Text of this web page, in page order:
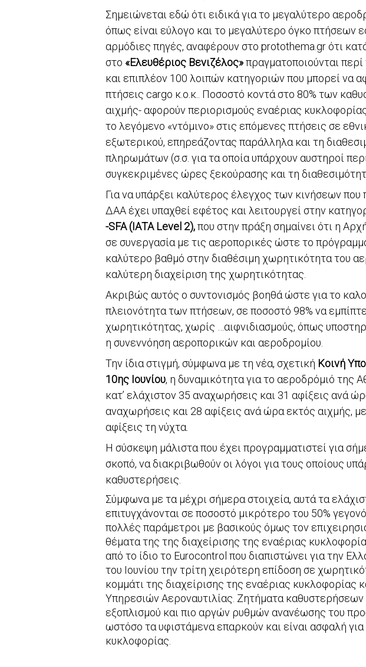
Σημειώνεται εδώ ότι ειδικά για το μεγαλύτερο
όπως είναι εύλογο και το μεγαλύτερο όγκο πτήσεων
αρμόδιες πηγές, αναφέρουν στο protothema.gr ότι
στο «Ελευθέριος Βενιζέλος»πραγματοποιούνται
και επιπλέον 100 λοιπών κατηγοριών που μπορεί να
πτήσεις cargo κ.ο.κ.. Ποσοστό κοντά στο 80% των
αιχμής- αφορούν περιορισμούς εναέριας
το λεγόμενο «ντόμινο» στις επόμενες πτήσεις σε
εξωτερικού, επηρεάζοντας παράλληλα και τη
πληρωμάτων (σ.σ. για τα οποία υπάρχουν αυστηροί
συγκεκριμένες ώρες ξεκούρασης και τη
Για να υπάρξει καλύτερος έλεγχος των κινήσεων
ΔΑΑ έχει υπαχθεί εφέτος και λειτουργεί στην
-SFA (ΙΑΤΑ Level 2),που στην πράξη σημαίνει ότι η
σε συνεργασία με τις αεροπορικές ώστε το
καλύτερο βαθμό στην διαθέσιμη χωρητικότητα του
καλύτερη διαχείριση της χωρητικότητας.
Ακριβώς αυτός ο συντονισμός βοηθά ώστε για το
πλειονότητα των πτήσεων, σε ποσοστό 98% να
χωρητικότητας, χωρίς …αιφνιδιασμούς, όπως
η συνεννόηση αεροπορικών και αεροδρομίου.
Την ίδια στιγμή, σύμφωνα με τη νέα, σχετική Κοινή
10ης Ιουνίου, η δυναμικότητα για το αεροδρόμιό της
κατ’ ελάχιστον 35 αναχωρήσεις και 31 αφίξεις ανά
αναχωρήσεις και 28 αφίξεις ανά ώρα εκτός αιχμής,
αφίξεις τη νύχτα.
Η σύσκεψη μάλιστα που έχει προγραμματιστεί για
σκοπό, να διακριβωθούν οι λόγοι για τους οποίους
καθυστερήσεις.
Σύμφωνα με τα μέχρι σήμερα στοιχεία, αυτά τα
επιτυγχάνονται σε ποσοστό μικρότερο του 50%
πολλές παράμετροι με βασικούς όμως τον
θέματα της της διαχείρισης της εναέριας
από το ίδιο το Eurocontrol που διαπιστώνει για την
του Ιουνίου την τρίτη χειρότερη επίδοση σε
κομμάτι της διαχείρισης της εναέριας κυκλοφορίας
Υπηρεσιών Αεροναυτιλίας. Ζητήματα
εξοπλισμού και πιο αργών ρυθμών ανανέωσης του
ωστόσο τα υφιστάμενα επαρκούν και είναι ασφαλή
κυκλοφορίας.